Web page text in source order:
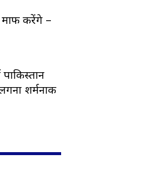
माफ करेंगे –
शर्मनाक